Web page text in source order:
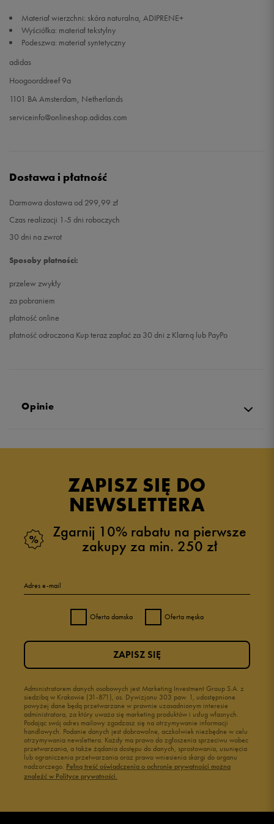
48 31 cm
Materiał wierzchni: skóra naturalna, ADIPRENE+
Wyściółka: materiał tekstylny
Podeszwa: materiał syntetyczny
adidas
Hoogoorddreef 9a
1101 BA Amsterdam, Netherlands
serviceinfo@onlineshop.adidas.com
Dostawa i płatność
Darmowa dostawa od 299,99 zł
Czas realizacji 1-5 dni roboczych
30 dni na zwrot
Sposoby płatności:
przelew zwykły
za pobraniem
płatność online
płatność odroczona Kup teraz zapłać za 30 dni z Klarną lub PayPo
Opinie
ZAPISZ SIĘ DO
NEWSLETTERA
Zgarnij 10% rabatu na pierwsze
zakupy za min. 250 zł
Adres e-mail
Oferta damska Oferta męska
Administratorem danych osobowych jest Marketing Investment Group S.A. z
siedzibą w Krakowie (31-871), os. Dywizjonu 303 paw. 1, udostępnione
powyżej dane będą przetwarzane w prawnie uzasadnionym interesie
administratora, za który uważa się marketing produktów i usług własnych.
Podając swój adres mailowy zgadzasz się na otrzymywanie informacji
handlowych. Podanie danych jest dobrowolne, aczkolwiek niezbędne w celu
otrzymywania newslettera. Każdy ma prawo do zgłoszenia sprzeciwu wobec
przetwarzania, a także żądania dostępu do danych, sprostowania, usunięcia
lub ograniczenia przetwarzania oraz prawo wniesienia skargi do organu
nadzorczego. Pełną treść oświadczenia o ochronie prywatności można
znaleźć w Polityce prywatności.
ZAPISZ SIĘ